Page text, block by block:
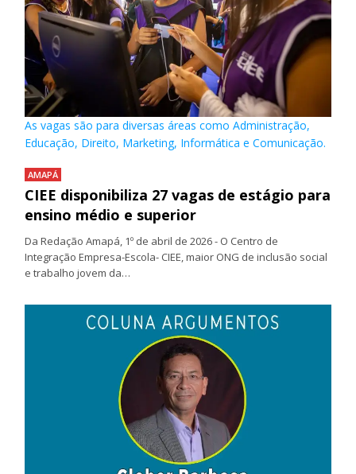
As vagas são para diversas áreas como Administração,
Educação, Direito, Marketing, Informática e Comunicação.
AMAPÁ
CIEE disponibiliza 27 vagas de estágio para
ensino médio e superior
Da Redação Amapá, 1º de abril de 2026 - O Centro de
Integração Empresa-Escola- CIEE, maior ONG de inclusão social
e trabalho jovem da…